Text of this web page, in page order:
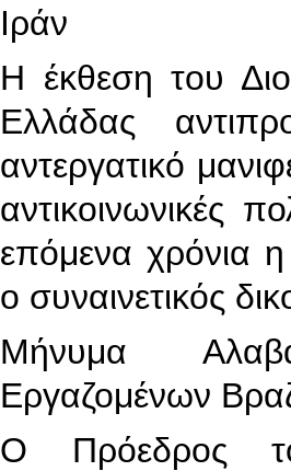
Ιράν
Η έκθεση του
Ελλάδας
αντεργατικό
αντικοινωνικές
επόμενα χρόνια
ο συναινετικός
Μήνυμα
Εργαζομένων
Ο Πρόεδρος